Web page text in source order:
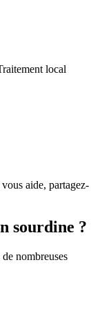
local
aide, partagez-
sourdine ?
nombreuses